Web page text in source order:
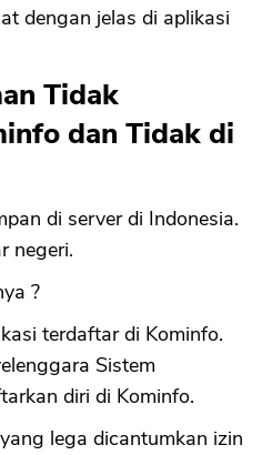
dengan jelas di aplikasi
Tidak
dan Tidak di
di server di Indonesia.
negeri.
?
terdaftar di Kominfo.
Sistem
diri di Kominfo.
lega dicantumkan izin